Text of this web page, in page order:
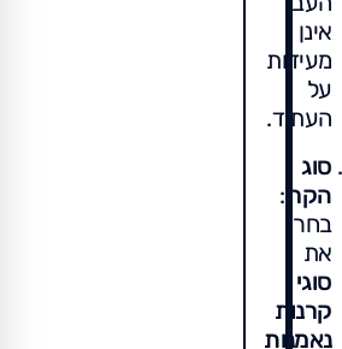
אינן
מעידות
על
העתיד.
סוג
הקרן:
בחרו
את
סוגי
קרנות
נאמנות